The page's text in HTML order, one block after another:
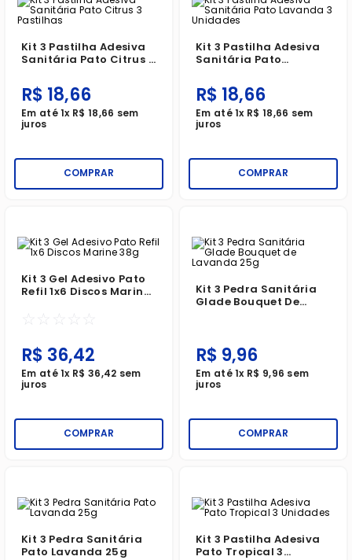
Kit 3 Pastilha Adesiva
Sanitária Pato Citrus 3
R$ 18,66
Em até1x R$ 18,66 sem
juros
COMPRAR
Kit 3 Pastilha Adesiva
Sanitária Pato
R$ 18,66
Em até1x R$ 18,66 sem
juros
COMPRAR
Kit 3 Gel Adesivo Pato
Refil 1x6 Discos Marine
☆ ☆ ☆ ☆ ☆
R$ 36,42
Em até1x R$ 36,42 sem
juros
COMPRAR
Kit 3 Pedra Sanitária
Glade Bouquet De
R$ 9,96
Em até1x R$ 9,96 sem
juros
COMPRAR
Kit 3 Pedra Sanitária
Pato Lavanda 25g
Kit 3 Pastilha Adesiva
Pato Tropical 3